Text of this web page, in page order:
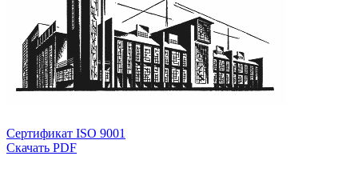
Cертификат ISO 9001
Скачать PDF